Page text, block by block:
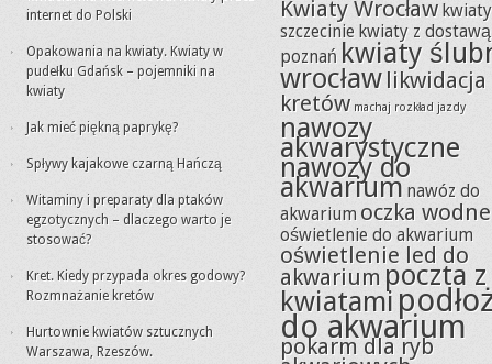
internet do Polski
Opakowania na kwiaty. Kwiaty w
pudełku Gdańsk – pojemniki na
kwiaty
Jak mieć piękną paprykę?
Spływy kajakowe czarną Hańczą
Witaminy i preparaty dla ptaków
egzotycznych – dlaczego warto je
stosować?
Kret. Kiedy przypada okres godowy?
Rozmnażanie kretów
Hurtownie kwiatów sztucznych
Warszawa, Rzeszów.
Kwiaty Wrocław
szczecinie kwiaty z dostawą
poznań kwiaty
wrocław likwidacja
kretów machaj rozkład jazdy
nawozy
akwarystyczne
nawozy do
akwarium nawóz do
akwarium oczka wodne
oświetlenie do akwarium
oświetlenie led do
akwarium poczta z
kwiatami
do akwarium
pokarm dla ryb